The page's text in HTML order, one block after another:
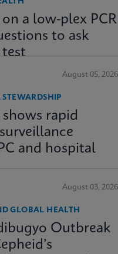
a low-plex PCR
to ask
test
August 05, 2026
rapid
and hospital
August 03, 2026
GLOBAL HEALTH
Outbreak